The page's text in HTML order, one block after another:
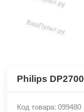
Philips DP2700
Код товара: 099480